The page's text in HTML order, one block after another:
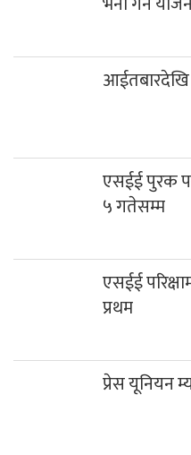
आईतबारदेखि
एसईई पुरक
५ गतेसम्म
एसईई
प्रथम
प्रेस यूनियन